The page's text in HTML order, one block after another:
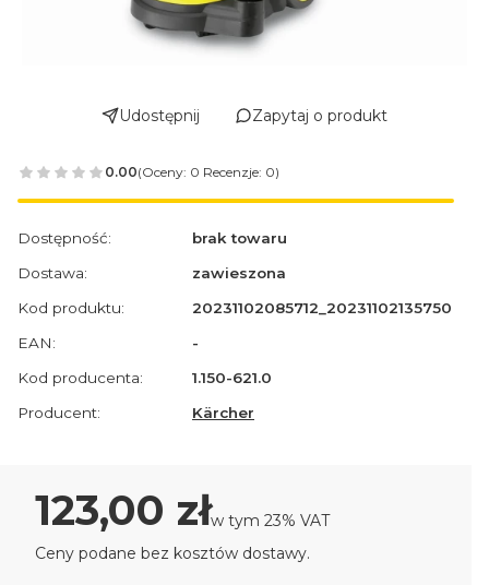
Udostępnij Zapytaj o produkt
0.00(Oceny: 0 Recenzje: 0)
Dostępność:
brak towaru
Dostawa:
zawieszona
Kod produktu:
20231102085712_20231102135750
EAN:
-
Kod producenta:
1.150-621.0
Producent:
Kärcher
Cena
123,00 złw tym 23% VAT
w tym 23% VAT
Ceny podane bez kosztów dostawy.